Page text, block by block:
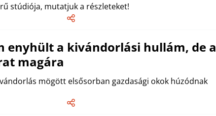
stúdiója, mutatjuk a részleteket!
enyhült a kivándorlási hullám, de a
magára
mögött elsősorban gazdasági okok húzódnak